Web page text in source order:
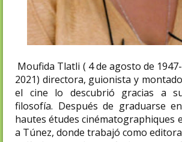
Moufida Tlatli ( 4 de agosto de
2021) directora, guionista y
el cine lo descubrió gracias a
filosofía. Después de graduarse
hautes études cinématographiques
a Túnez, donde trabajó como